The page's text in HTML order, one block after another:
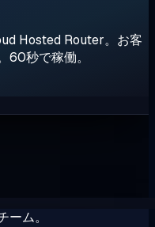
Hosted Router。お客
60秒で稼働。
ム。